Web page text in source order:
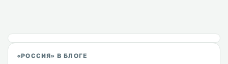
«РОССИЯ» В БЛОГЕ